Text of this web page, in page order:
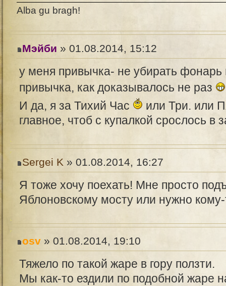
Alba gu bragh!
Мэйби » 01.08.2014, 15:12
у меня привычка- не убирать фонарь
привычка, как доказывалось не раз
И да, я за Тихий Час
или Три. или
главное, чтоб с купалкой срослось в
Sergei K » 01.08.2014, 16:27
Я тоже хочу поехать! Мне просто
Яблоновскому мосту или нужно
osv » 01.08.2014, 19:10
Тяжело по такой жаре в гору ползти.
Мы как-то ездили по подобной жаре